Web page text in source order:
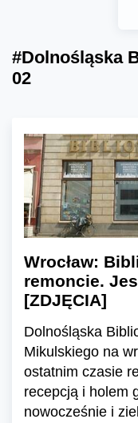
#Dolnośląska
02
Wrocław:
remoncie.
[ZDJĘCIA]
Dolnośląska
Mikulskiego na
ostatnim czasie
recepcją i holem
nowocześnie i